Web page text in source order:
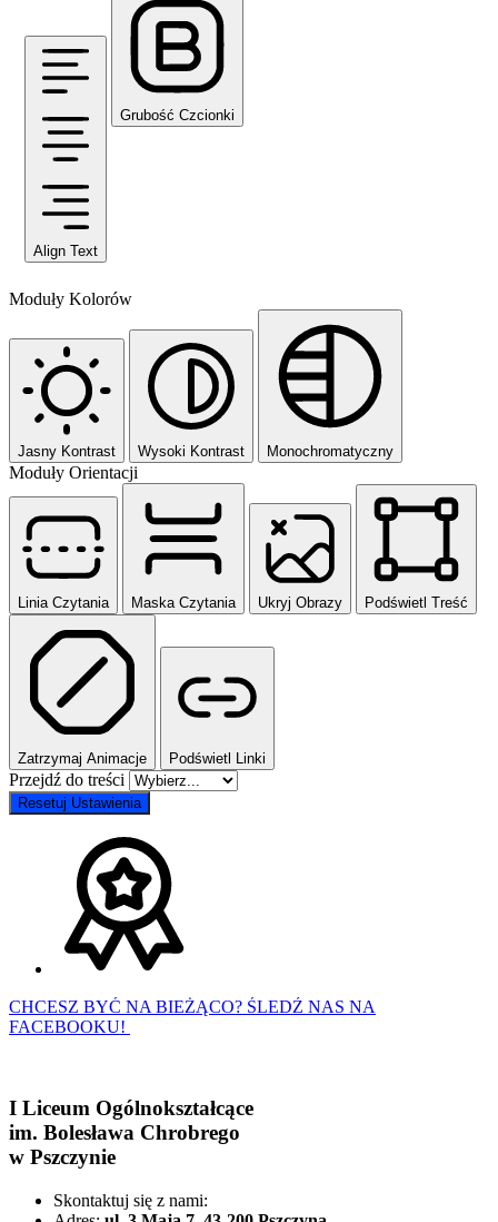
Align Text
Grubość Czcionki
Moduły Kolorów
Jasny Kontrast Wysoki Kontrast Monochromatyczny
Moduły Orientacji
Linia Czytania Maska Czytania Ukryj Obrazy Podświetl Treść
Zatrzymaj Animacje Podświetl Linki
Przejdź do treści
Resetuj Ustawienia
CHCESZ BYĆ NA BIEŻĄCO? ŚLEDŹ NAS NA
FACEBOOKU!
I Liceum Ogólnokształcące
im. Bolesława Chrobrego
w Pszczynie
Skontaktuj się z nami: